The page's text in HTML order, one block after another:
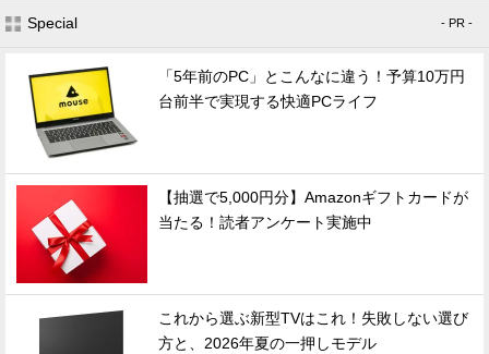
Special - PR -
「5年前のPC」とこんなに違う！予算10万円
台前半で実現する快適PCライフ
【抽選で5,000円分】Amazonギフトカードが
当たる！読者アンケート実施中
これから選ぶ新型TVはこれ！失敗しない選び
方と、2026年夏の一押しモデル